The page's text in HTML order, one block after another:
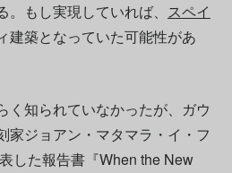
もし実現していれば、 スペイ
建築となっていた可能性があ
く知られていなかったが、ガウ
家ジョアン・マタマラ・イ・フ
した報告書『When the New